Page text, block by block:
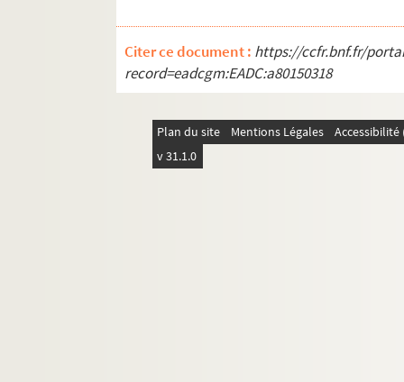
Citer ce document : https://ccfr.bnf.fr/
record=eadcgm:EADC:a80150318
Plan du site Mentions Légales
v 31.1.0